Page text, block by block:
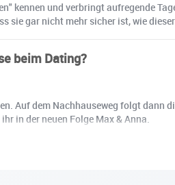
kennen und verbringt aufregende
sie gar nicht mehr sicher ist, wie
beim Dating?
Auf dem Nachhauseweg folgt
in der neuen Folge Max & Anna.